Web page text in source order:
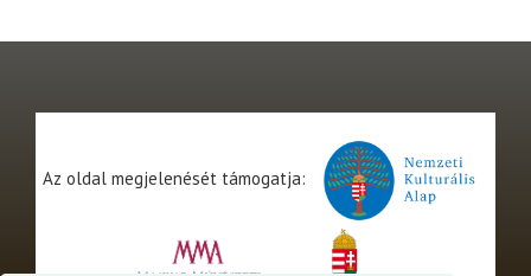
Az oldal megjelenését támogatja: